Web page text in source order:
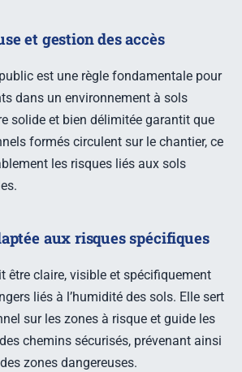
et gestion des accès
public est une règle fondamentale pour
dans un environnement à sols
solide et bien délimitée garantit que
formés circulent sur le chantier, ce
les risques liés aux sols
aux risques spécifiques
être claire, visible et spécifiquement
liés à l’humidité des sols. Elle sert
sur les zones à risque et guide les
chemins sécurisés, prévenant ainsi
zones dangereuses.